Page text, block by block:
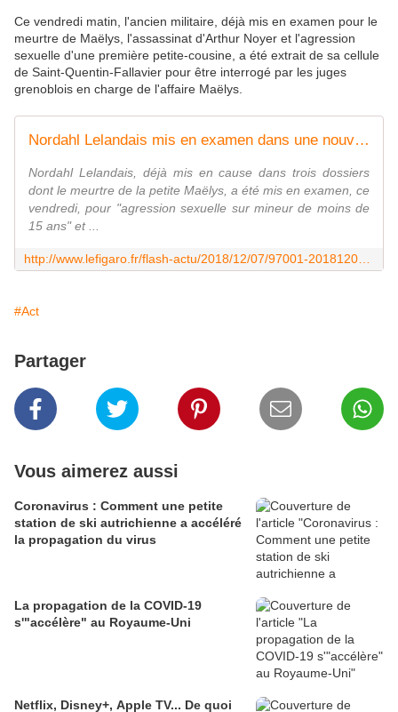
Ce vendredi matin, l'ancien militaire, déjà mis en examen pour le
meurtre de Maëlys, l'assassinat d'Arthur Noyer et l'agression
sexuelle d'une première petite-cousine, a été extrait de sa cellule
de Saint-Quentin-Fallavier pour être interrogé par les juges
grenoblois en charge de l'affaire Maëlys.
Nordahl Lelandais mis en examen dans une nouvelle affaire d'agression sexuelle sur mineure
Nordahl Lelandais, déjà mis en cause dans trois dossiers
dont le meurtre de la petite Maëlys, a été mis en examen, ce
vendredi, pour "agression sexuelle sur mineur de moins de
15 ans" et ...
#Act
Partager
Vous aimerez aussi
Coronavirus : Comment une petite
station de ski autrichienne a accéléré
la propagation du virus
La propagation de la COVID-19
s'"accélère" au Royaume-Uni
Netflix, Disney+, Apple TV... De quoi